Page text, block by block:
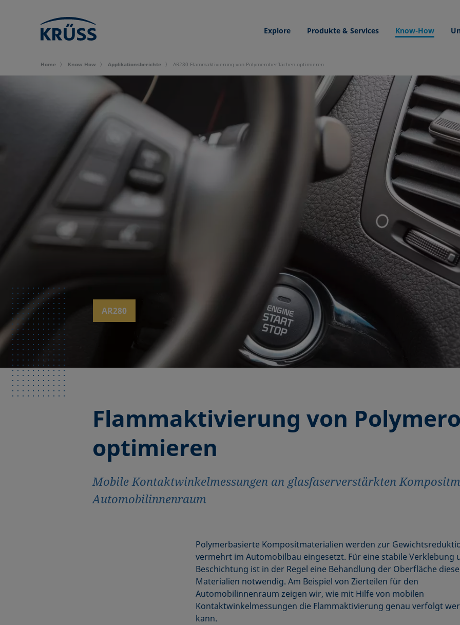
Explore Produkte & Services Know-How
Home Know How Applikationsberichte AR280 Flammaktivierung von Polymeroberflächen optimieren
AR280
Flammaktivierung von
optimieren
Mobile Kontaktwinkelmessungen an glasfaserverstärkten
Automobilinnenraum
Polymerbasierte Kompositmaterialien werden zur
vermehrt im Automobilbau eingesetzt. Für eine stabile Verklebung
Beschichtung ist in der Regel eine Behandlung der Oberfläche
Materialien notwendig. Am Beispiel von Zierteilen für den
Automobilinnenraum zeigen wir, wie mit Hilfe von mobilen
Kontaktwinkelmessungen die Flammaktivierung genau verfolgt
kann.